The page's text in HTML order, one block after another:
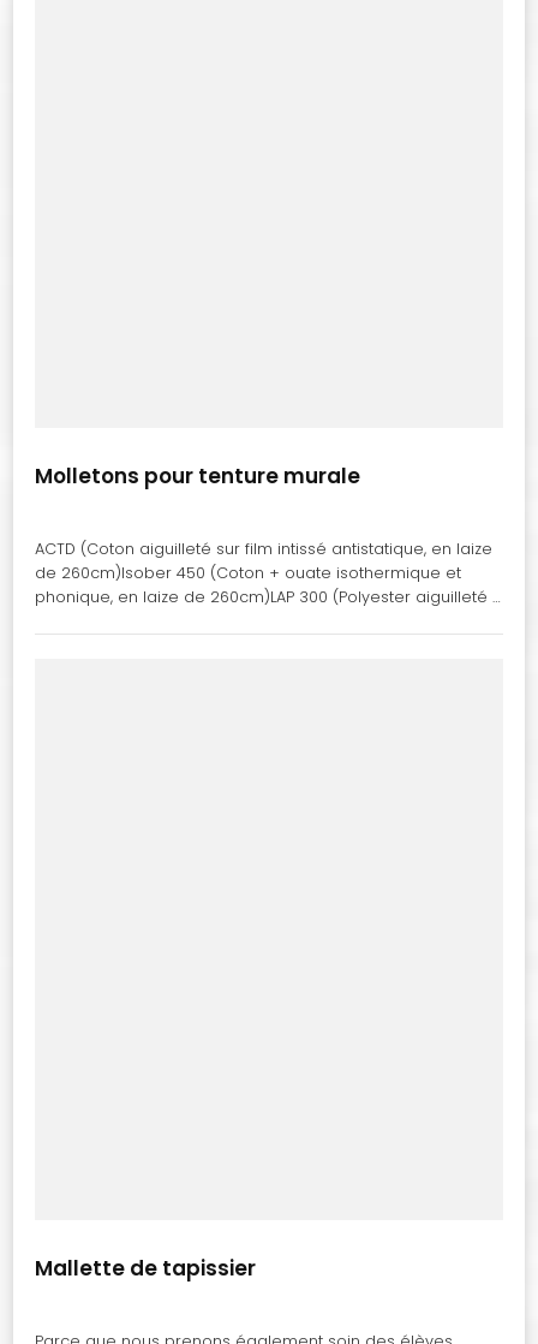
Molletons pour tenture murale
ACTD (Coton aiguilleté sur film intissé antistatique, en laize
de 260cm)Isober 450 (Coton + ouate isothermique et
phonique, en laize de 260cm)LAP 300 (Polyester aiguilleté …
Mallette de tapissier